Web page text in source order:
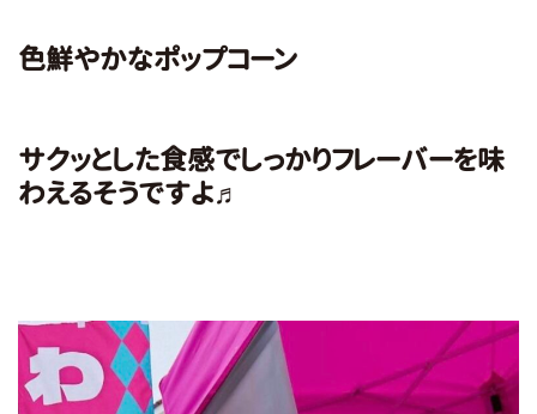
色鮮やかなポップコーン
サクッとした食感でしっかりフレーバーを味
わえるそうですよ♬